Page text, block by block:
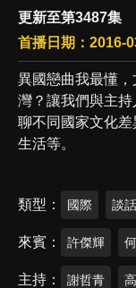
更新至第3487集
首播日期：2016-
異國戀曲我最懂
灣？讓我們與主
聊不同國家文化
生活等。
類型 國際 談
來賓 許傑輝
主持 謝哲青